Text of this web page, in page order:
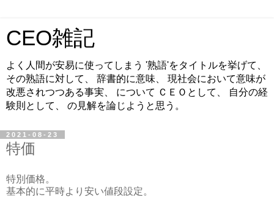
CEO雑記
よく人間が安易に使ってしまう '熟語'をタイトルを挙げて、
その熟語に対して、 辞書的に意味、 現社会において意味が
改悪されつつある事実、 について ＣＥＯとして、 自分の経
験則として、 の見解を論じようと思う。
2021-08-23
特価
特別価格。
基本的に平時より安い値段設定。